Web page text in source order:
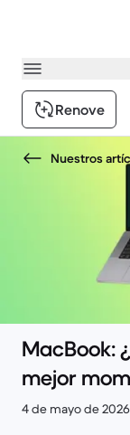
Renove
Nuestros
MacBook:
mejor
4 de mayo de 2026